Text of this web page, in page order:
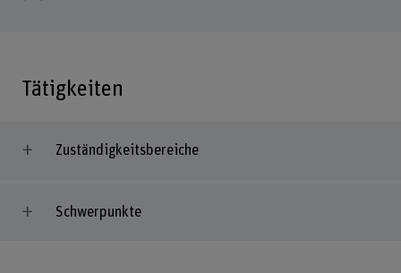
Tätigkeiten
Zuständigkeitsbereiche
Schwerpunkte